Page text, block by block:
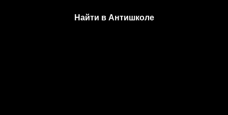
Найти в Антишколе